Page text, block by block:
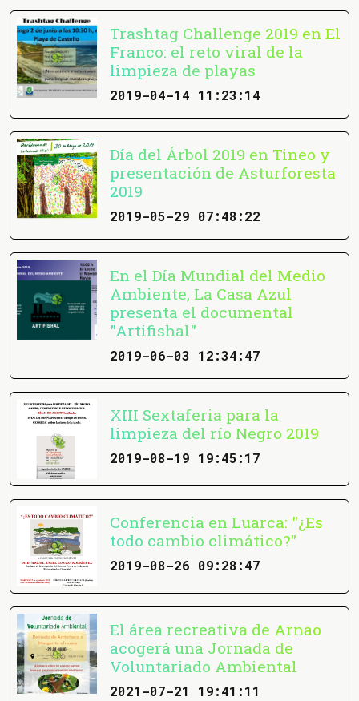
Trashtag Challenge 2019 en El
Franco: el reto viral de la
limpieza de playas
2019-04-14 11:23:14
Día del Árbol 2019 en Tineo y
presentación de Asturforesta
2019
2019-05-29 07:48:22
En el Día Mundial del Medio
Ambiente, La Casa Azul
presenta el documental
"Artifishal"
2019-06-03 12:34:47
XIII Sextaferia para la
limpieza del río Negro 2019
2019-08-19 19:45:17
Conferencia en Luarca: "¿Es
todo cambio climático?"
2019-08-26 09:28:47
El área recreativa de Arnao
acogerá una Jornada de
Voluntariado Ambiental
2021-07-21 19:41:11